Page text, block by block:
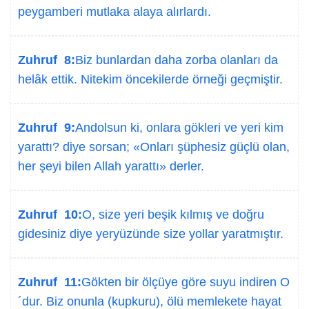
peygamberi mutlaka alaya alırlardı.
Zuhruf 8:Biz bunlardan daha zorba olanları da
helâk ettik. Nitekim öncekilerde örneği geçmiştir.
Zuhruf 9:Andolsun ki, onlara gökleri ve yeri kim
yarattı? diye sorsan; «Onları şüphesiz güçlü olan,
her şeyi bilen Allah yarattı» derler.
Zuhruf 10:O, size yeri beşik kılmış ve doğru
gidesiniz diye yeryüzünde size yollar yaratmıştır.
Zuhruf 11:Gökten bir ölçüye göre suyu indiren O
´dur. Biz onunla (kupkuru), ölü memlekete hayat